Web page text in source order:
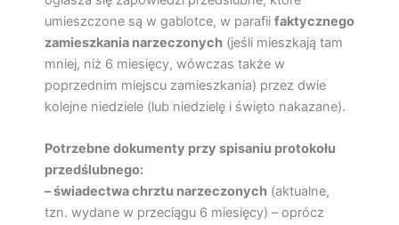
umieszczone są w gablotce, w parafii faktycznego
zamieszkania narzeczonych (jeśli mieszkają tam
mniej, niż 6 miesięcy, wówczas także w
poprzednim miejscu zamieszkania) przez dwie
kolejne niedziele (lub niedzielę i święto nakazane).
Potrzebne dokumenty przy spisaniu protokołu
przedślubnego:
– świadectwa chrztu narzeczonych (aktualne,
tzn. wydane w przeciągu 6 miesięcy) – oprócz